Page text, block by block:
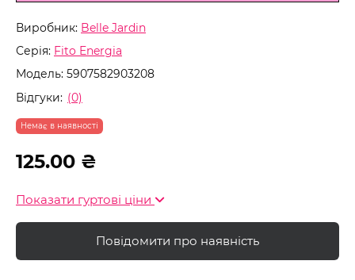
Виробник: Belle Jardin
Серія: Fito Energia
Модель: 5907582903208
Відгуки: (0)
Немає в наявності
125.00 ₴
Показати гуртові ціни
Повідомити про наявність